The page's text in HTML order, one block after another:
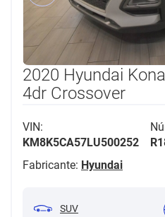
2020 Hyundai
4dr Crossover
VIN:
KM8K5CA57LU500252
Fabricante: Hyundai
SUV